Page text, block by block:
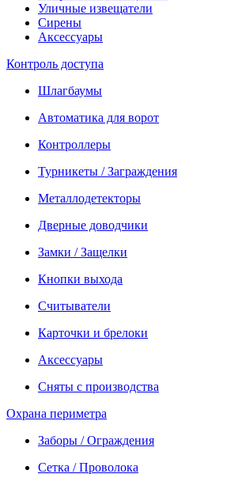
Уличные извещатели
Сирены
Аксессуары
Контроль доступа
Шлагбаумы
Автоматика для ворот
Контроллеры
Турникеты / Заграждения
Металлодетекторы
Дверные доводчики
Замки / Защелки
Кнопки выхода
Считыватели
Карточки и брелоки
Аксессуары
Сняты с производства
Охрана периметра
Заборы / Ограждения
Сетка / Проволока